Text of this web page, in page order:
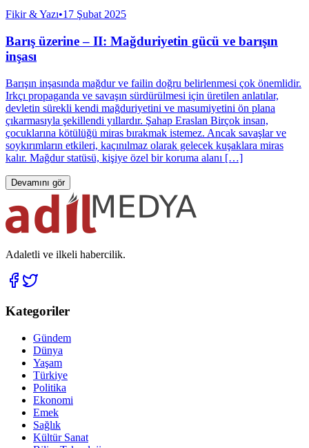
Fikir & Yazı•17 Şubat 2025
Barış üzerine – II: Mağduriyetin gücü ve barışın
inşası
Barışın inşasında mağdur ve failin doğru belirlenmesi çok önemlidir.
Irkçı propaganda ve savaşın sürdürülmesi için üretilen anlatılar,
devletin sürekli kendi mağduriyetini ve masumiyetini ön plana
çıkarmasıyla şekillendi yıllardır. Şahap Eraslan Birçok insan,
çocuklarına kötülüğü miras bırakmak istemez. Ancak savaşlar ve
soykırımların etkileri, kaçınılmaz olarak gelecek kuşaklara miras
kalır. Mağdur statüsü, kişiye özel bir koruma alanı […]
Devamını gör
Adaletli ve ilkeli habercilik.
Kategoriler
Gündem
Dünya
Yaşam
Türkiye
Politika
Ekonomi
Emek
Sağlık
Kültür Sanat